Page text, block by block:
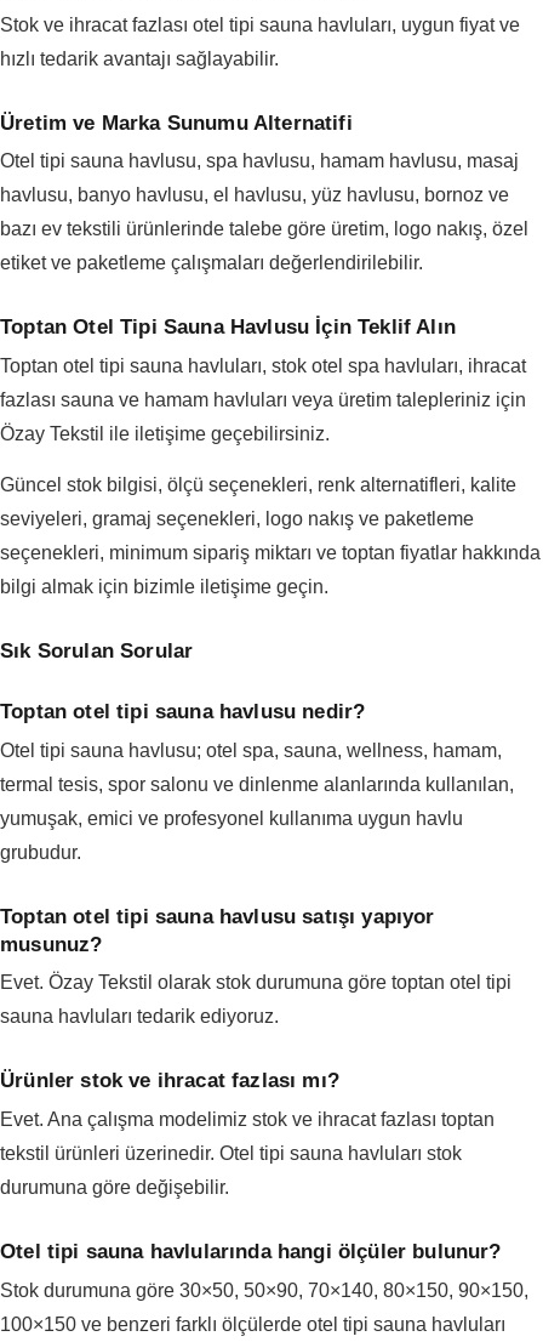
Stok ve ihracat fazlası otel tipi sauna havluları, uygun fiyat ve
hızlı tedarik avantajı sağlayabilir.
Üretim ve Marka Sunumu Alternatifi
Otel tipi sauna havlusu, spa havlusu, hamam havlusu, masaj
havlusu, banyo havlusu, el havlusu, yüz havlusu, bornoz ve
bazı ev tekstili ürünlerinde talebe göre üretim, logo nakış, özel
etiket ve paketleme çalışmaları değerlendirilebilir.
Toptan Otel Tipi Sauna Havlusu İçin Teklif Alın
Toptan otel tipi sauna havluları, stok otel spa havluları, ihracat
fazlası sauna ve hamam havluları veya üretim talepleriniz için
Özay Tekstil ile iletişime geçebilirsiniz.
Güncel stok bilgisi, ölçü seçenekleri, renk alternatifleri, kalite
seviyeleri, gramaj seçenekleri, logo nakış ve paketleme
seçenekleri, minimum sipariş miktarı ve toptan fiyatlar hakkında
bilgi almak için bizimle iletişime geçin.
Sık Sorulan Sorular
Toptan otel tipi sauna havlusu nedir?
Otel tipi sauna havlusu; otel spa, sauna, wellness, hamam,
termal tesis, spor salonu ve dinlenme alanlarında kullanılan,
yumuşak, emici ve profesyonel kullanıma uygun havlu
grubudur.
Toptan otel tipi sauna havlusu satışı yapıyor
musunuz?
Evet. Özay Tekstil olarak stok durumuna göre toptan otel tipi
sauna havluları tedarik ediyoruz.
Ürünler stok ve ihracat fazlası mı?
Evet. Ana çalışma modelimiz stok ve ihracat fazlası toptan
tekstil ürünleri üzerinedir. Otel tipi sauna havluları stok
durumuna göre değişebilir.
Otel tipi sauna havlularında hangi ölçüler bulunur?
Stok durumuna göre 30×50, 50×90, 70×140, 80×150, 90×150,
100×150 ve benzeri farklı ölçülerde otel tipi sauna havluları